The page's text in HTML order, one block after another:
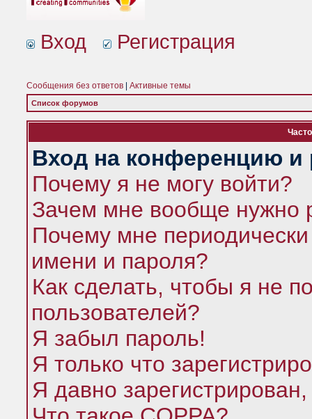
Вход Регистрация
Сообщения без ответов Активные темы
Список форумов
Вход на конференцию и
Почему я не могу войти?
Зачем мне вообще нужно
Почему мне
имени и пароля?
Как сделать, чтобы я не
пользователей?
Я забыл пароль!
Я только что
Я давно